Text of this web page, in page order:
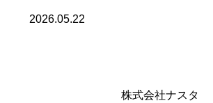
2026.05.22
株式会社ナスタ